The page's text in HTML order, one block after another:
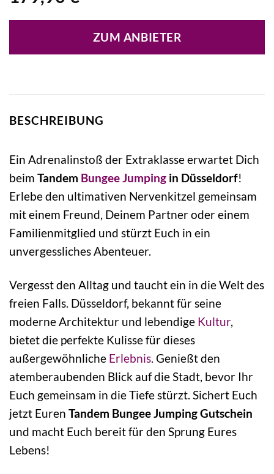
ZUM ANBIETER
BESCHREIBUNG
Ein Adrenalinstoß der Extraklasse erwartet Dich
beim Tandem Bungee Jumping in Düsseldorf!
Erlebe den ultimativen Nervenkitzel gemeinsam
mit einem Freund, Deinem Partner oder einem
Familienmitglied und stürzt Euch in ein
unvergessliches Abenteuer.
Vergesst den Alltag und taucht ein in die Welt des
freien Falls. Düsseldorf, bekannt für seine
moderne Architektur und lebendige Kultur,
bietet die perfekte Kulisse für dieses
außergewöhnliche Erlebnis. Genießt den
atemberaubenden Blick auf die Stadt, bevor Ihr
Euch gemeinsam in die Tiefe stürzt. Sichert Euch
jetzt Euren Tandem Bungee Jumping Gutschein
und macht Euch bereit für den Sprung Eures
Lebens!